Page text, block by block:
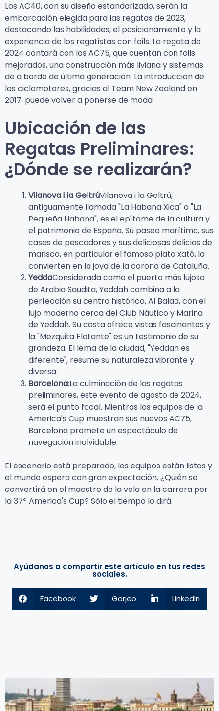
Los AC40, con su diseño estandarizado, serán la
embarcación elegida para las regatas de 2023,
destacando las habilidades, el posicionamiento y la
experiencia de los regatistas con foils. La regata de
2024 contará con los AC75, que cuentan con foils
mejorados, una construcción más liviana y sistemas
de a bordo de última generación. La introducción de
los ciclomotores, gracias al Team New Zealand en
2017, puede volver a ponerse de moda.
Ubicación de las
Regatas Preliminares:
¿Dónde se realizarán?
Vilanova i la GeltrúVilanova i la Geltrú,
antiguamente llamada "La Habana Xica" o "La
Pequeña Habana", es el epítome de la cultura y
el patrimonio de España. Su paseo marítimo, sus
casas de pescadores y sus deliciosas delicias de
marisco, en particular el famoso plato xató, la
convierten en la joya de la corona de Cataluña.
YeddaConsiderada como el puerto más lujoso
de Arabia Saudita, Yeddah combina a la
perfección su centro histórico, Al Balad, con el
lujo moderno cerca del Club Náutico y Marina
de Yeddah. Su costa ofrece vistas fascinantes y
la "Mezquita Flotante" es un testimonio de su
grandeza. El lema de la ciudad, "Yeddah es
diferente", resume su naturaleza vibrante y
diversa.
Barcelona:La culminación de las regatas
preliminares, este evento de agosto de 2024,
será el punto focal. Mientras los equipos de la
America's Cup muestran sus nuevos AC75,
Barcelona promete un espectáculo de
navegación inolvidable.
El escenario está preparado, los equipos están listos y
el mundo espera con gran expectación. ¿Quién se
convertirá en el maestro de la vela en la carrera por
la 37ª America's Cup? Sólo el tiempo lo dirá.
Ayúdanos a compartir este artículo en tus redes
sociales.
Facebook Gorjeo LinkedIn